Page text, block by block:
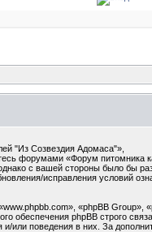
"Из Созвездия Адомаса"»,
форумами «Форум питомника
с вашей стороны было бы
исправления условий
«phpBB Group»,
обеспечения phpBB строго
и/или поведения в них. За